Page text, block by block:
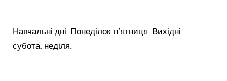
Навчальні дні: Понеділок-п’ятниця. Вихідні:
субота, неділя.